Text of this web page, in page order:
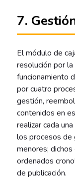
7.
El módulo de
resolución por
funcionamiento
por cuatro
gestión,
contenidos en
realizar cada
los procesos de
menores;
ordenados
de publicación.